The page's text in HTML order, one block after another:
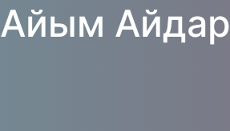
Айым Айдар